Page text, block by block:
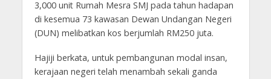
3,000 unit Rumah Mesra SMJ pada tahun hadapan
di kesemua 73 kawasan Dewan Undangan Negeri
(DUN) melibatkan kos berjumlah RM250 juta.
Hajiji berkata, untuk pembangunan modal insan,
kerajaan negeri telah menambah sekali ganda